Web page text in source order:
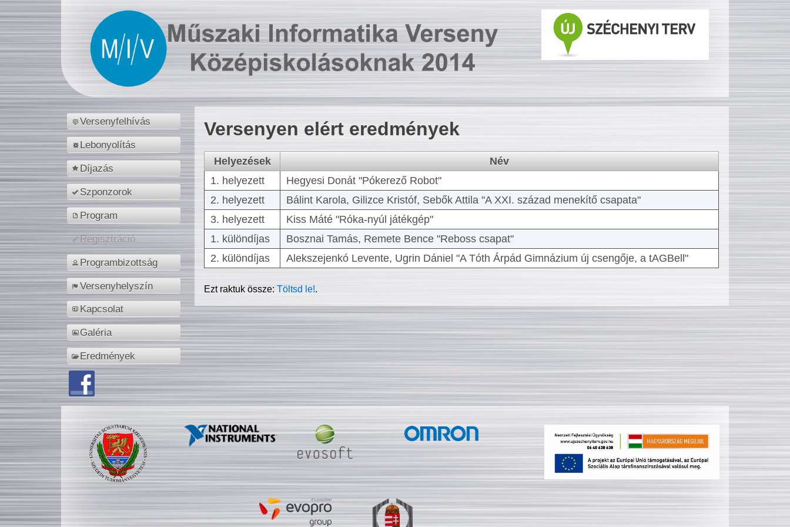
Versenyfelhívás
Lebonyolítás
Díjazás
Szponzorok
Program
Regisztráció
Programbizottság
Versenyhelyszín
Kapcsolat
Galéria
Eredmények
Versenyen elért eredmények
Helyezések
Név
1. helyezett
Hegyesi Donát "Pókerező Robot"
2. helyezett
Bálint Karola, Gilizce Kristóf, Sebők Attila "A XXI. század menekítő csapata"
3. helyezett
Kiss Máté "Róka-nyúl játékgép"
1. különdíjas
Bosznai Tamás, Remete Bence "Reboss csapat"
2. különdíjas
Alekszejenkó Levente, Ugrin Dániel "A Tóth Árpád Gimnázium új csengője, a tAGBell"
Ezt raktuk össze:Töltsd le!.